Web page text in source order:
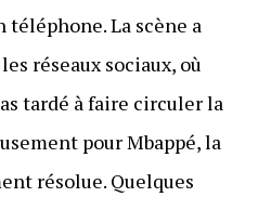
La scène a
réseaux sociaux, où
tardé à faire circuler la
pour Mbappé, la
résolue. Quelques